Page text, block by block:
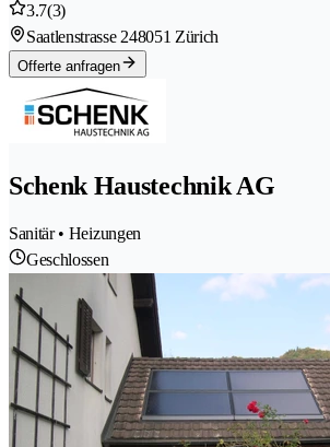
3.7(3)
Saatlenstrasse 248051 Zürich
Offerte anfragen
Schenk Haustechnik AG
Sanitär • Heizungen
Geschlossen